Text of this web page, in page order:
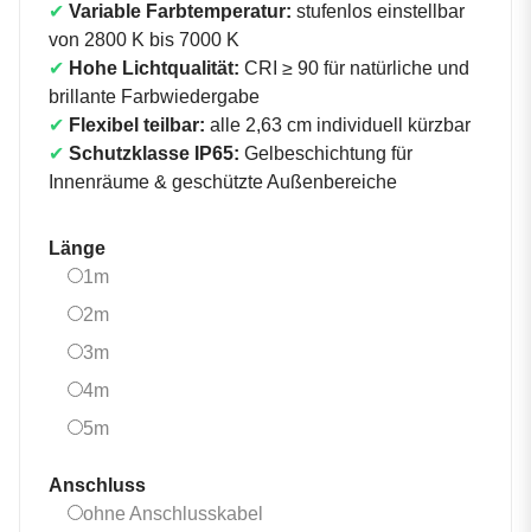
✔ Variable Farbtemperatur: stufenlos einstellbar
von 2800 K bis 7000 K
✔ Hohe Lichtqualität: CRI ≥ 90 für natürliche und
brillante Farbwiedergabe
✔ Flexibel teilbar: alle 2,63 cm individuell kürzbar
✔ Schutzklasse IP65: Gelbeschichtung für
Innenräume & geschützte Außenbereiche
Länge
1m1m
2m2m
3m3m
4m4m
5m5m
Anschluss
ohne Anschlusskabel